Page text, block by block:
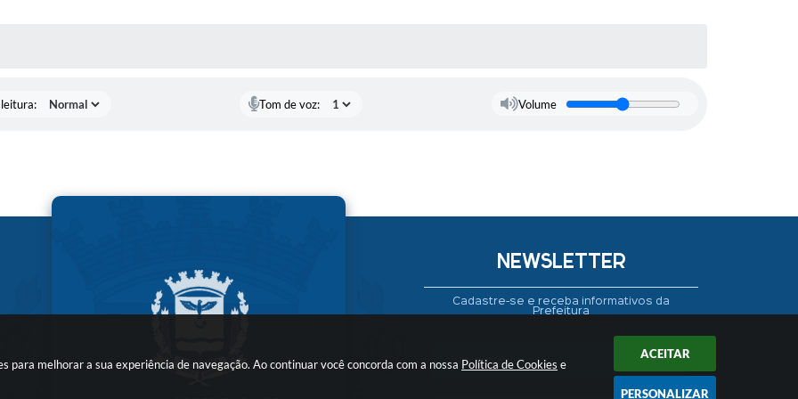
para melhorar a sua experiência de navegação. Ao continuar você concorda com a nossa Política de Cookies e
ACEITAR
PERSONALIZAR
Tom de voz: Volume
NEWSLETTER
Cadastre-se e receba informativos da
Prefeitura